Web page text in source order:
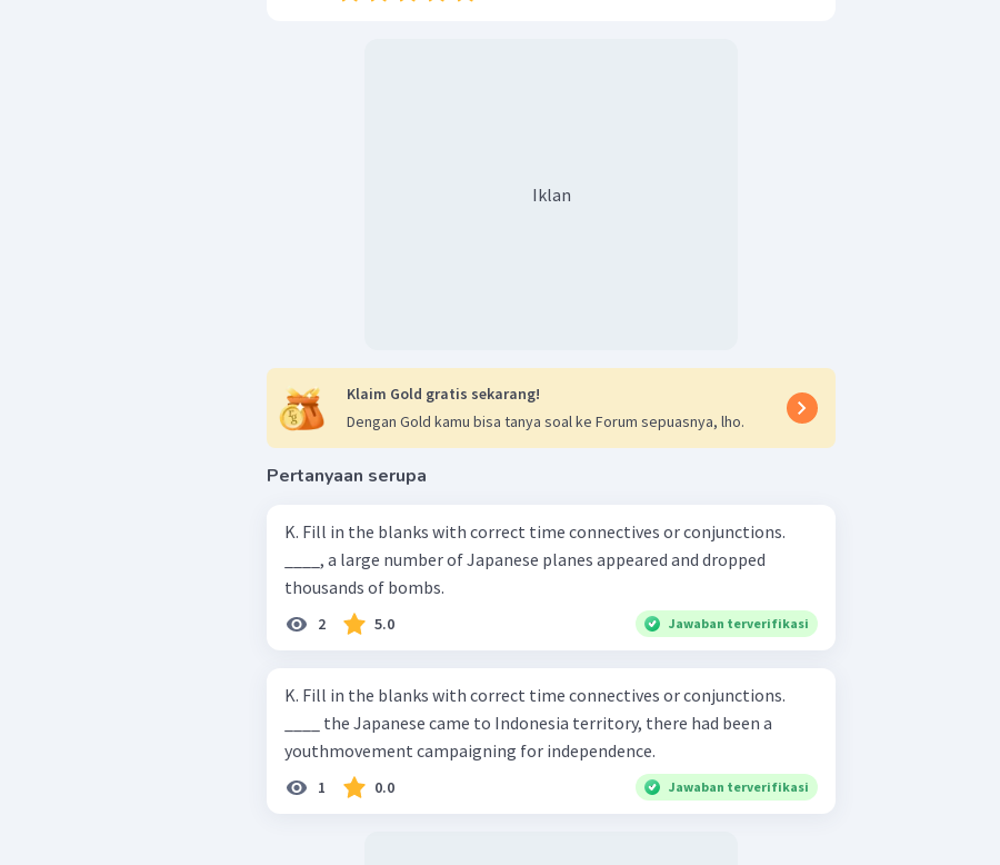
Iklan
Klaim Gold gratis sekarang!
Dengan Gold kamu bisa tanya soal ke Forum sepuasnya, lho.
Pertanyaan serupa
K. Fill in the blanks with correct time connectives or conjunctions.
____, a large number of Japanese planes appeared and dropped
thousands of bombs.
2 5.0 Jawaban terverifikasi
K. Fill in the blanks with correct time connectives or conjunctions.
____ the Japanese came to Indonesia territory, there had been a
youthmovement campaigning for independence.
1 0.0 Jawaban terverifikasi